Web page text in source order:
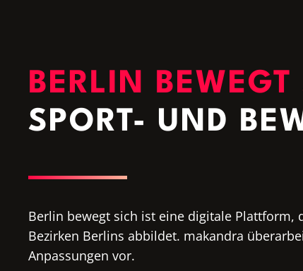
BERLIN BEWEGT
SPORT- UND
Berlin bewegt sich ist eine digitale Plattform,
Bezirken Berlins abbildet. makandra
Anpassungen vor.